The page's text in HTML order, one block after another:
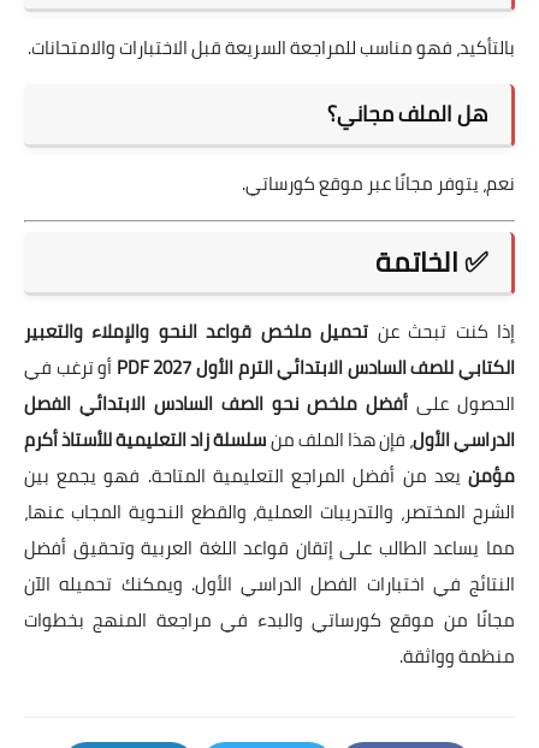
بالتأكيد، فهو مناسب للمراجعة السريعة قبل الاختبارات والامتحانات.
هل الملف مجاني؟
نعم، يتوفر مجانًا عبر موقع كورساتي.
✅ الخاتمة
إذا كنت تبحث عن تحميل ملخص قواعد النحو والإملاء والتعبير
الكتابي للصف السادس الابتدائي الترم الأول 2027 PDF
أو ترغب في
الحصول على أفضل ملخص نحو الصف السادس الابتدائي الفصل
الدراسي الأول، فإن هذا الملف منسلسلة زاد التعليمية للأستاذ أكرم
مؤمن يعد من أفضل المراجع التعليمية المتاحة. فهو يجمع بين
الشرح المختصر، والتدريبات العملية، والقطع النحوية المجاب عنها،
مما يساعد الطالب على إتقان قواعد اللغة العربية وتحقيق أفضل
النتائج في اختبارات الفصل الدراسي الأول. ويمكنك تحميله الآن
مجانًا من موقع كورساتي والبدء في مراجعة المنهج بخطوات
منظمة وواثقة.